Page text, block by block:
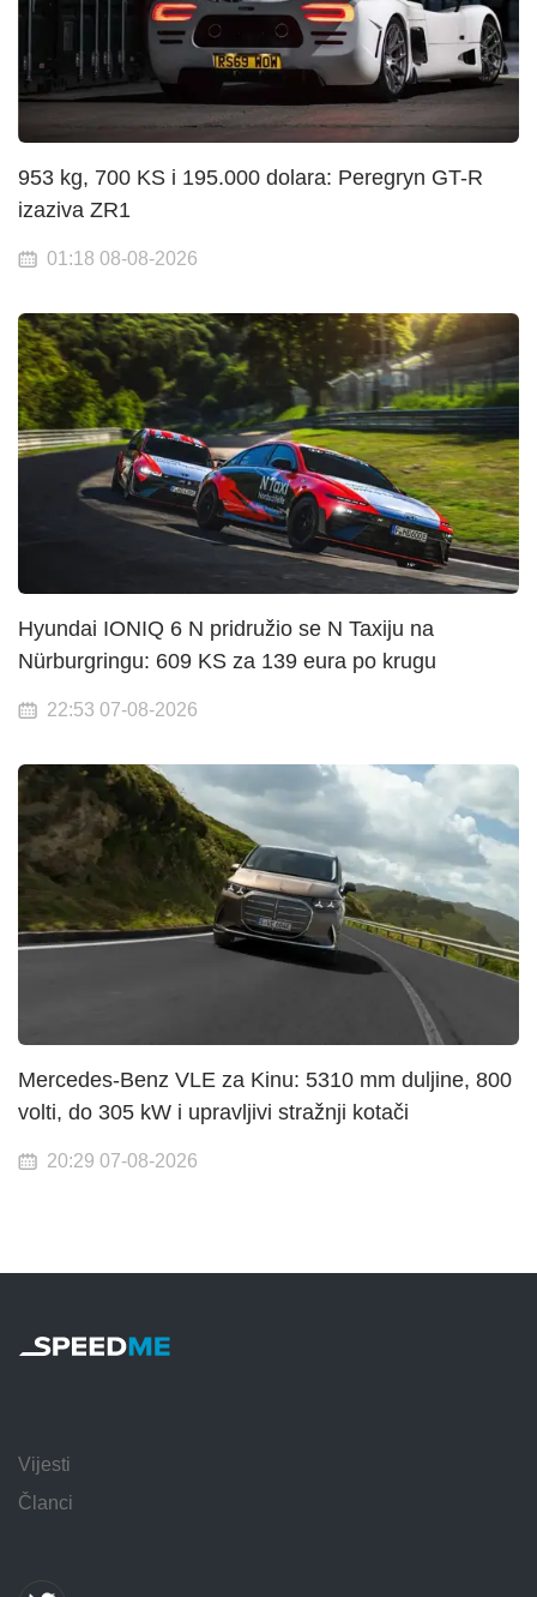
953 kg, 700 KS i 195.000 dolara: Peregryn GT-R
izaziva ZR1
01:18 08-08-2026
Hyundai IONIQ 6 N pridružio se N Taxiju na
Nürburgringu: 609 KS za 139 eura po krugu
22:53 07-08-2026
Mercedes-Benz VLE za Kinu: 5310 mm duljine, 800
volti, do 305 kW i upravljivi stražnji kotači
20:29 07-08-2026
Vijesti
Članci